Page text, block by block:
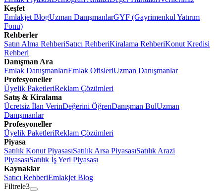
Keşfet
Emlakjet BlogUzman DanışmanlarGYF (Gayrimenkul Yatırım
Fonu)
Rehberler
Satın Alma RehberiSatıcı RehberiKiralama RehberiKonut Kredisi
Rehberi
Danışman Ara
Emlak DanışmanlarıEmlak OfisleriUzman Danışmanlar
Profesyoneller
Üyelik PaketleriReklam Çözümleri
Satış & Kiralama
Ücretsiz İlan VerinDeğerini ÖğrenDanışman BulUzman
Danışmanlar
Profesyoneller
Üyelik PaketleriReklam Çözümleri
Piyasa
Satılık Konut PiyasasıSatılık Arsa PiyasasıSatılık Arazi
PiyasasıSatılık İş Yeri Piyasası
Kaynaklar
Satıcı RehberiEmlakjet Blog
Filtrele3